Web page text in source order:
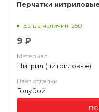
Перчатки
Есть в наличии: 250
9 ₽
Материал
Нитрил (нитриловые)
Цвет отделки
Голубой